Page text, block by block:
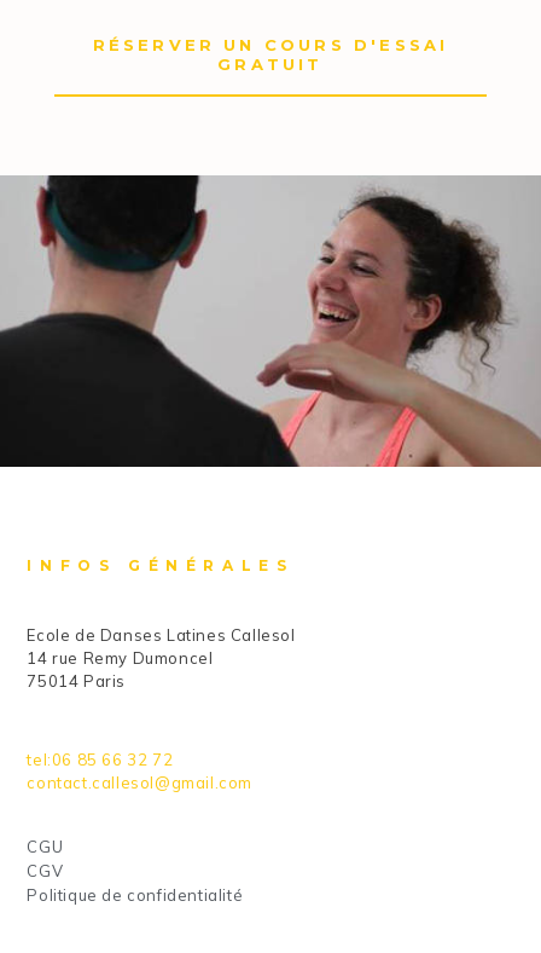
RÉSERVER UN COURS D'ESSAI
GRATUIT
INFOS GÉNÉRALES
Ecole de Danses Latines Callesol
14 rue Remy Dumoncel
75014 Paris
tel:06 85 66 32 72
contact.callesol@gmail.com
CGU
CGV
Politique de confidentialité